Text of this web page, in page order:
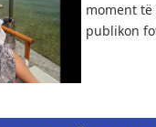
moment të
publikon